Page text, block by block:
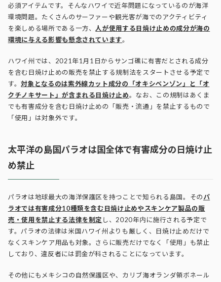
必須アイテムです。そんなハワイで近年問題になっているのが海洋
環境問題。たくさんのサーファーや観光客が海でのアクティビティ
を楽しめる場所である一方、 人が使用する日焼け止めの成分が海の
環境に与える影響も懸念されています。
ハワイ州では、2021年1月1日からサンゴ礁に有害だとされる成分
を含む日焼け止めの販売を禁止する規制法をスタートさせる予定で
す。対象となるのは紫外線カット成分の「オキシベンゾン」と「オ
クチノキサート」が含まれる日焼け止め。なお、この規制はあくま
でも有害成分を含む日焼け止めの「販売・流通」を禁止するもので
「使用」は対象外です。
太平洋の島国パラオは国全体で有害成分の日焼け止
め禁止
パラオは地球最大の海洋保護区を持つことで知られる島国。そのパ
ラオでは有害成分10種類を含む日焼け止めやスキンケア製品の販
売・使用を禁止する法律を制定 し、2020年内に施行される予定で
す。パラオの法律は米国ハワイ州よりも厳しく、日焼け止めだけで
なくスキンケア用品も対象。さらに販売だけでなく「使用」も禁止
しており、違反者には罰金が科されることになっています。
その他にもメキシコの自然保護区や、カリブ海オランダ領ボネール